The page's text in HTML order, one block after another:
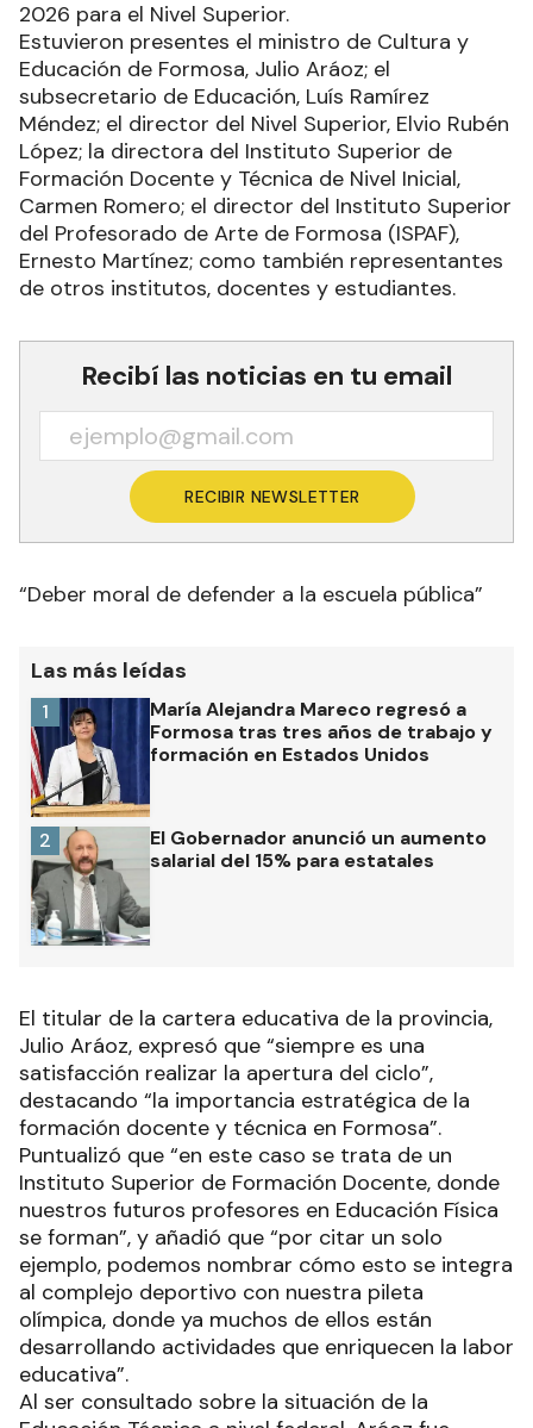
2026 para el Nivel Superior.
Estuvieron presentes el ministro de Cultura y
Educación de Formosa, Julio Aráoz; el
subsecretario de Educación, Luís Ramírez
Méndez; el director del Nivel Superior, Elvio Rubén
López; la directora del Instituto Superior de
Formación Docente y Técnica de Nivel Inicial,
Carmen Romero; el director del Instituto Superior
del Profesorado de Arte de Formosa (ISPAF),
Ernesto Martínez; como también representantes
de otros institutos, docentes y estudiantes.
Recibí las noticias en tu email
RECIBIR NEWSLETTER
“Deber moral de defender a la escuela pública”
Las más leídas
María Alejandra Mareco regresó a
Formosa tras tres años de trabajo y
formación en Estados Unidos
1
El Gobernador anunció un aumento
salarial del 15% para estatales
2
El titular de la cartera educativa de la provincia,
Julio Aráoz, expresó que “siempre es una
satisfacción realizar la apertura del ciclo”,
destacando “la importancia estratégica de la
formación docente y técnica en Formosa”.
Puntualizó que “en este caso se trata de un
Instituto Superior de Formación Docente, donde
nuestros futuros profesores en Educación Física
se forman”, y añadió que “por citar un solo
ejemplo, podemos nombrar cómo esto se integra
al complejo deportivo con nuestra pileta
olímpica, donde ya muchos de ellos están
desarrollando actividades que enriquecen la labor
educativa”.
Al ser consultado sobre la situación de la